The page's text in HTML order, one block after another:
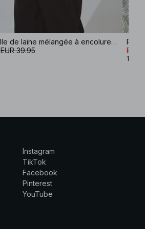
Pull en maille de laine mélangée à encolure ronde
EUR 39.95 EUR
11
Instagram
TikTok
Facebook
Pinterest
YouTube